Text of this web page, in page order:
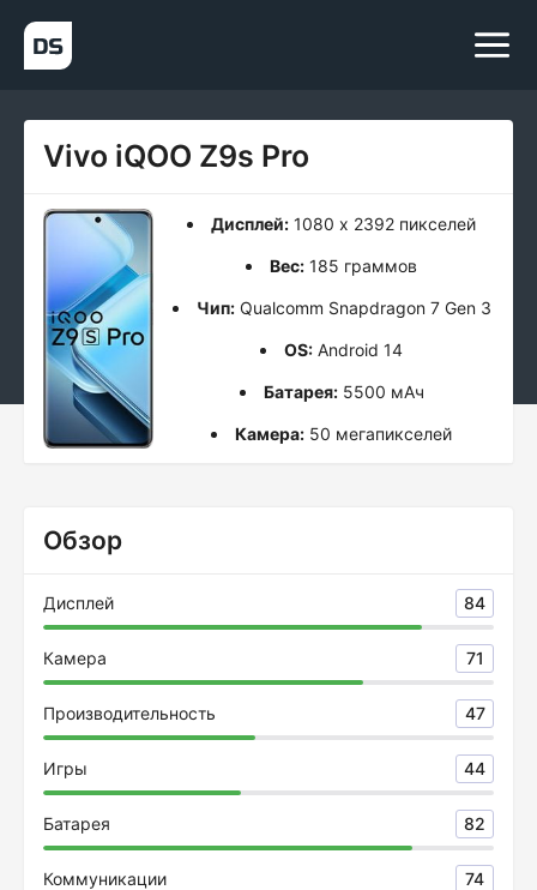
Vivo iQOO Z9s Pro
Дисплей: 1080 x 2392 пикселей
Вес: 185 граммов
Чип:Qualcomm Snapdragon 7 Gen 3
OS: Android 14
Батарея:5500 мАч
Камера: 50 мегапикселей
Обзор
Дисплей 84
Камера 71
Производительность 47
Игры 44
Батарея 82
Коммуникации 74